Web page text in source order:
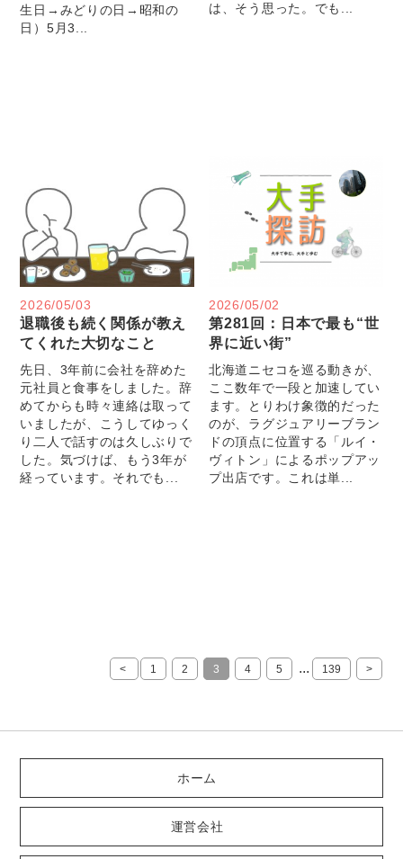
生日→みどりの日→昭和の
日）5月3...
は、そう思った。でも...
2026/05/03
退職後も続く関係が教え
てくれた大切なこと
先日、3年前に会社を辞めた
元社員と食事をしました。辞
めてからも時々連絡は取って
いましたが、こうしてゆっく
り二人で話すのは久しぶりで
した。気づけば、もう3年が
経っています。それでも...
2026/05/02
第281回：日本で最も“世
界に近い街”
北海道ニセコを巡る動きが、
ここ数年で一段と加速してい
ます。とりわけ象徴的だった
のが、ラグジュアリーブラン
ドの頂点に位置する「ルイ・
ヴィトン」によるポップアッ
プ出店です。これは単...
< 1 2 3 4 5 ... 139 >
ホーム
運営会社